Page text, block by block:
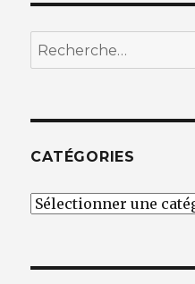
Recherche
pour
CATÉGORIES
Catégories